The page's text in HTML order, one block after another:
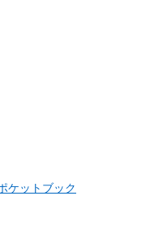
ケットブック